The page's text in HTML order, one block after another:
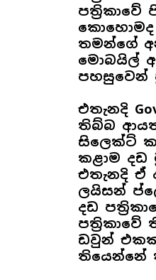
පත්‍රිකාවේ
කොහොමද
තමන්ගේ
මොබයිල්
එතැනදි
තිබ්බ
සිලෙක්ට්
කළාම දඩ
එතැනදි ඒ
ලයිසන්
දඩ
ඩවුන්
තියෙන්නේ